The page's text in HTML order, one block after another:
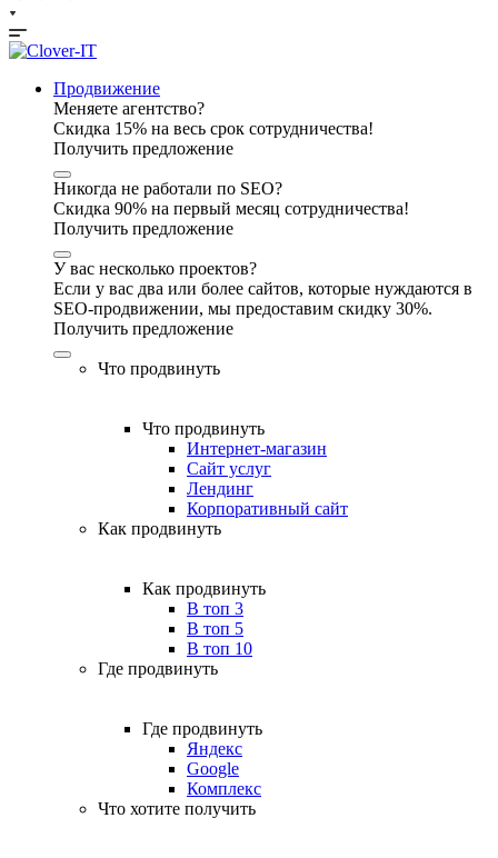
Продвижение
Меняете агентство?
Скидка 15% на весь срок сотрудничества!
Получить предложение
Никогда не работали по SEO?
Скидка 90% на первый месяц сотрудничества!
Получить предложение
У вас несколько проектов?
Если у вас два или более сайтов, которые нуждаются в
SEO-продвижении, мы предоставим скидку 30%.
Получить предложение
Что продвинуть
Что продвинуть
Интернет-магазин
Сайт услуг
Лендинг
Корпоративный сайт
Как продвинуть
Как продвинуть
В топ 3
В топ 5
В топ 10
Где продвинуть
Где продвинуть
Яндекс
Google
Комплекс
Что хотите получить